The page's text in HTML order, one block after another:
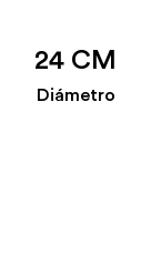
24 CM
Diámetro